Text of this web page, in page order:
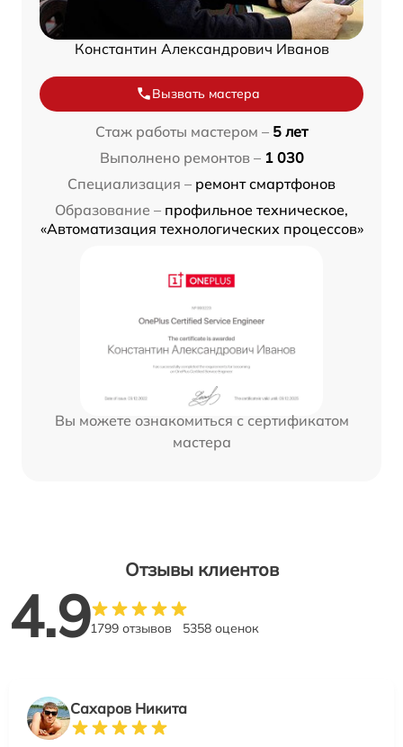
Константин Александрович Иванов
Вызвать мастера
Стаж работы мастером – 5 лет
Выполнено ремонтов – 1 030
Специализация – ремонт смартфонов
Образование – профильное техническое,
«Автоматизация технологических процессов»
Вы можете ознакомиться с сертификатом
мастера
Отзывы клиентов
4.91799 отзывов 5358 оценок
Сахаров Никита